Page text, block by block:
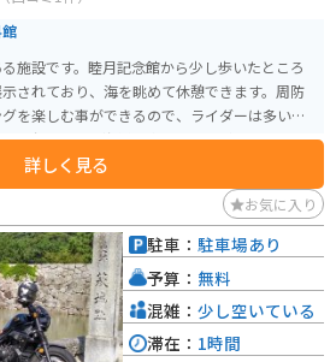
施設です。睦月記念館から少し歩いたところ
されており、海を眺めて休憩できます。周防
を楽しむ事ができるので、ライダーは多いで
屋台もあって海鮮を楽しむことができます。
詳しく見る
お気に入り
駐車： 駐車場あり
予算： 無料
混雑： 少し空いている
滞在： 1時間